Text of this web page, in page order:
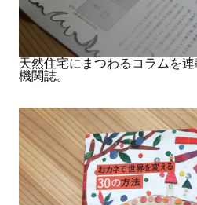
天然住宅にまつわるコラムを
機関誌。